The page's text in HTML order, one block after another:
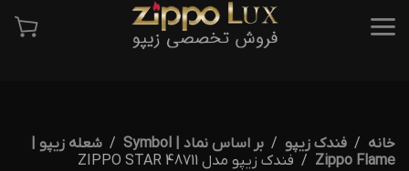
خانه فندک زیپو بر اساس نماد | Symbol
شعله زیپو |
Zippo Flame
فندک زیپو مدل 48711 ZIPPO STAR